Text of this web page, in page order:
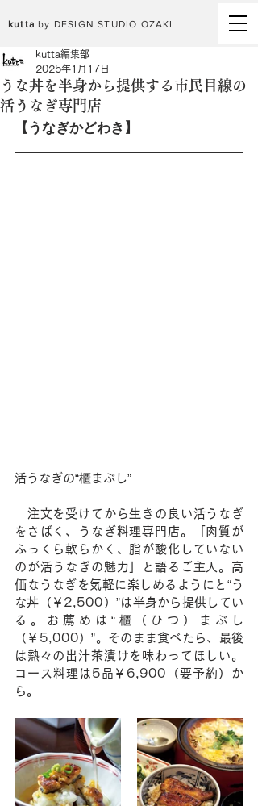
kutta by DESIGN STUDIO OZAKI
うな丼を半身から提供する市民目線の
活うなぎ専門店
kutta編集部
2025年1月17日
【うなぎかどわき】
活うなぎの“櫃まぶし”
注文を受けてから生きの良い活うなぎ
をさばく、うなぎ料理専門店。「肉質が
ふっくら軟らかく、脂が酸化していない
のが活うなぎの魅力」と語るご主人。高
価なうなぎを気軽に楽しめるようにと“う
な丼（￥2,500）”は半身から提供してい
る。お薦めは“櫃（ひつ）まぶし
（￥5,000）”。そのまま食べたら、最後
は熱々の出汁茶漬けを味わってほしい。
コース料理は5品￥6,900（要予約）か
ら。